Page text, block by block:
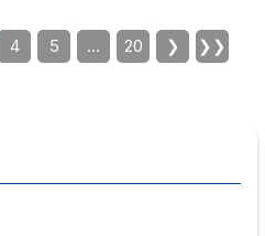
4 5 … 20 ❯ ❯❯